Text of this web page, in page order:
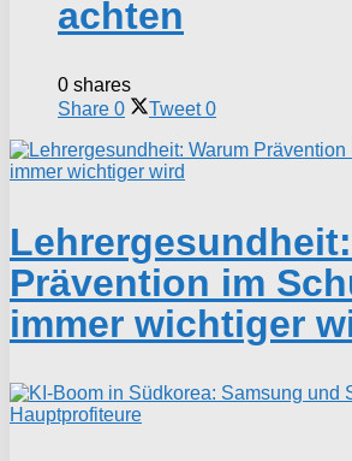
achten
0 shares
Share 0 Tweet 0
Prävention im
immer wichtiger